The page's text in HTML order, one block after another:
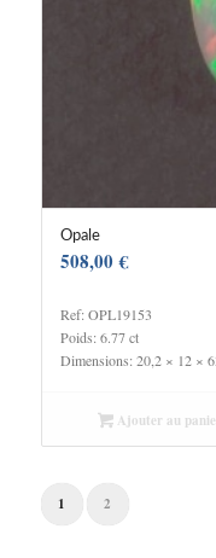
Opale
508,00€
Ref: OPL19153
Poids: 6.77 ct
Dimensions: 20,2 × 12 ×
Ajouter au
1 2